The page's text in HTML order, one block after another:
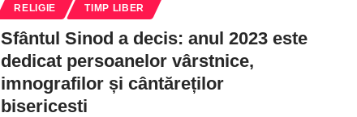
RELIGIE TIMP LIBER
Sfântul Sinod a decis: anul 2023 este
dedicat persoanelor vârstnice,
imnografilor și cântăreților
bisericesti